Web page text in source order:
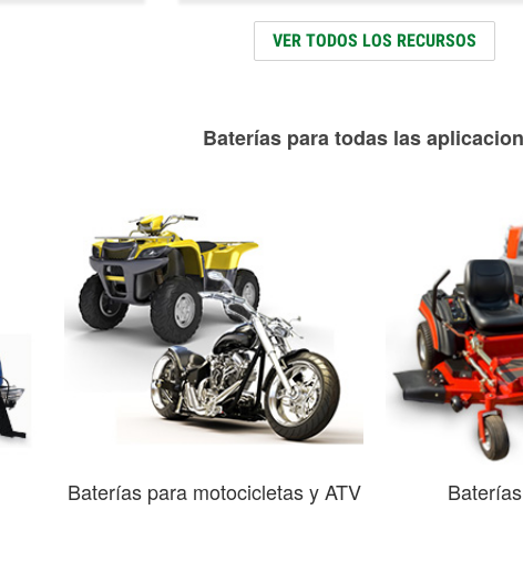
VER TODOS LOS RECURSOS
Baterías para todas las
Baterías para motocicletas y ATV